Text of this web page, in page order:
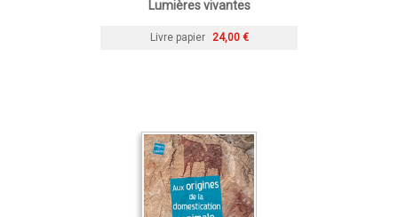
Lumières vivantes
Livre papier 24,00 €